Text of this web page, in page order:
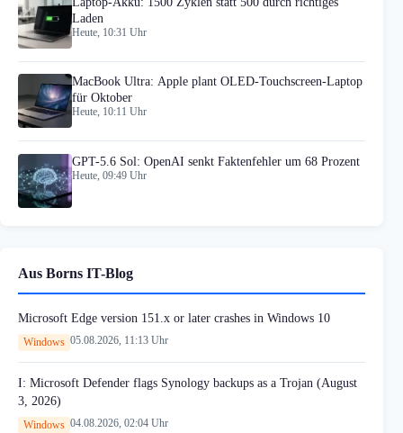
Laden
Heute, 10:31 Uhr
MacBook Ultra: Apple plant OLED-Touchscreen-Laptop
für Oktober
Heute, 10:11 Uhr
GPT-5.6 Sol: OpenAI senkt Faktenfehler um 68 Prozent
Heute, 09:49 Uhr
Aus Borns IT-Blog
Microsoft Edge version 151.x or later crashes in Windows 10
Windows 05.08.2026, 11:13 Uhr
I: Microsoft Defender flags Synology backups as a Trojan (August
3, 2026)
Windows 04.08.2026, 02:04 Uhr